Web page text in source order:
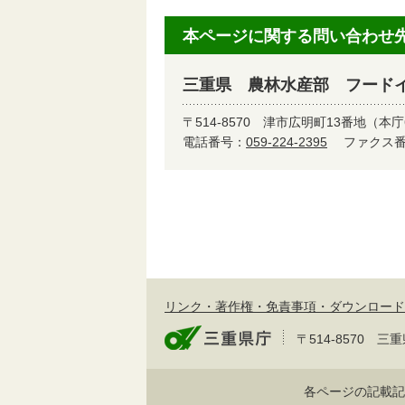
本ページに関する問い合わせ
三重県 農林水産部 フード
〒514-8570 津市広明町13番地（本
電話番号： 059-224-2395 ファクス
リンク・著作権・免責事項・ダウンロード
〒514-8570 三重
各ページの記載